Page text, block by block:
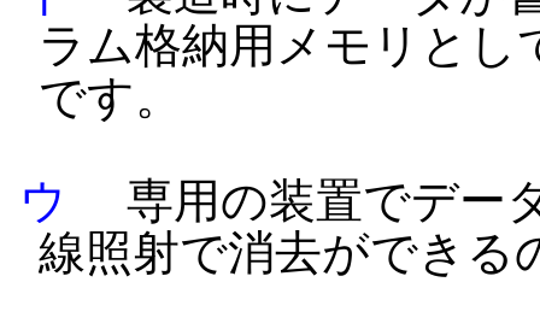
ラム格納用メモリとし
です。
ウ
専用の装置でデー
線照射で消去ができる